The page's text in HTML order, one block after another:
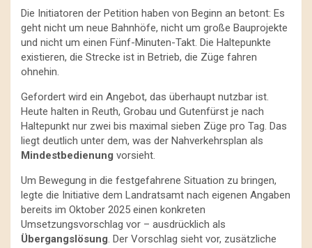
Die Initiatoren der Petition haben von Beginn an betont: Es
geht nicht um neue Bahnhöfe, nicht um große Bauprojekte
und nicht um einen Fünf-Minuten-Takt. Die Haltepunkte
existieren, die Strecke ist in Betrieb, die Züge fahren
ohnehin.
Gefordert wird ein Angebot, das überhaupt nutzbar ist.
Heute halten in Reuth, Grobau und Gutenfürst je nach
Haltepunkt nur zwei bis maximal sieben Züge pro Tag. Das
liegt deutlich unter dem, was der Nahverkehrsplan als
Mindestbedienung vorsieht.
Um Bewegung in die festgefahrene Situation zu bringen,
legte die Initiative dem Landratsamt nach eigenen Angaben
bereits im Oktober 2025 einen konkreten
Umsetzungsvorschlag vor – ausdrücklich als
Übergangslösung. Der Vorschlag sieht vor, zusätzliche